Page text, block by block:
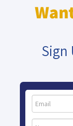
Sign